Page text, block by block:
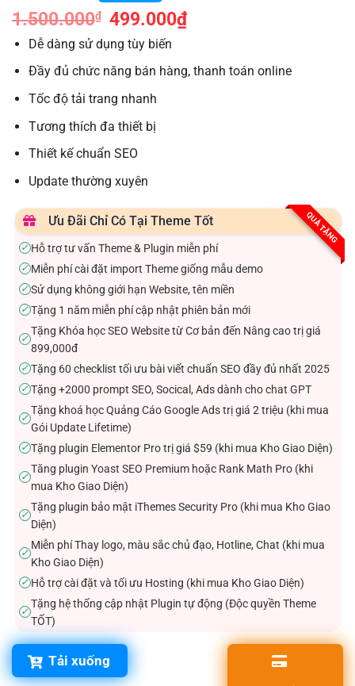
5.0 trên 5
dựa trên
7
đánh giá
1.500.000₫
Giá
gốc
1.500.000₫.
499.000₫Giá
hiện
Dễ dàng sử dụng tùy biến
Đầy đủ chức năng bán hàng, thanh toán online
Tốc độ tải trang nhanh
Tương thích đa thiết bị
Thiết kế chuẩn SEO
Update thường xuyên
QUÀ TẶNG
Ưu Đãi Chỉ Có Tại Theme Tốt
✓Hỗ trợ tư vấn Theme & Plugin miễn phí
✓Miễn phí cài đặt import Theme giống mẫu demo
✓Sử dụng không giới hạn Website, tên miền
✓Tặng 1 năm miễn phí cập nhật phiên bản mới
✓
Tặng Khóa học SEO Website từ Cơ bản đến Nâng cao trị giá
899,000đ
✓Tặng 60 checklist tối ưu bài viết chuẩn SEO đầy đủ nhất 2025
✓Tặng +2000 prompt SEO, Socical, Ads dành cho chat GPT
✓
Tặng khoá học Quảng Cáo Google Ads trị giá 2 triệu (khi mua
Gói Update Lifetime)
✓Tặng plugin Elementor Pro trị giá $59 (khi mua Kho Giao Diện)
✓
Tăng plugin Yoast SEO Premium hoặc Rank Math Pro (khi
mua Kho Giao Diện)
✓
Tặng plugin bảo mật iThemes Security Pro (khi mua Kho Giao
Diện)
✓
Miễn phí Thay logo, màu sắc chủ đạo, Hotline, Chat (khi mua
Kho Giao Diện)
✓Hỗ trợ cài đặt và tối ưu Hosting (khi mua Kho Giao Diện)
✓
Tặng hệ thống cập nhật Plugin tự động (Độc quyền Theme
TỐT)
Tải xuống